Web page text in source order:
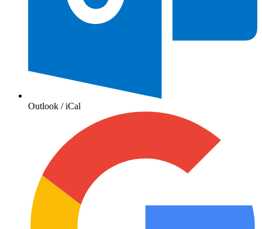
Outlook / iCal